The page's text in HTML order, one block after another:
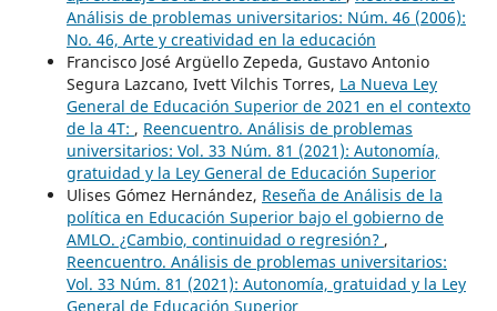
Análisis de problemas universitarios: Núm. 46 (2006):
No. 46, Arte y creatividad en la educación
Francisco José Argüello Zepeda, Gustavo Antonio
Segura Lazcano, Ivett Vilchis Torres, La Nueva Ley
General de Educación Superior de 2021 en el contexto
de la 4T: , Reencuentro. Análisis de problemas
universitarios: Vol. 33 Núm. 81 (2021): Autonomía,
gratuidad y la Ley General de Educación Superior
Ulises Gómez Hernández, Reseña de Análisis de la
política en Educación Superior bajo el gobierno de
AMLO. ¿Cambio, continuidad o regresión? ,
Reencuentro. Análisis de problemas universitarios:
Vol. 33 Núm. 81 (2021): Autonomía, gratuidad y la Ley
General de Educación Superior